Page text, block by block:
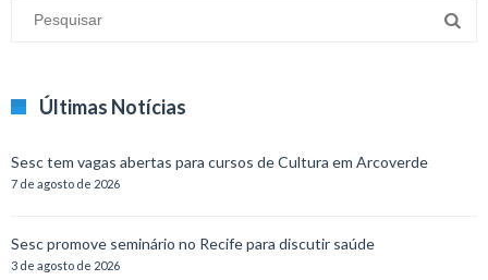
Últimas Notícias
Sesc tem vagas abertas para cursos de Cultura em Arcoverde
7 de agosto de 2026
Sesc promove seminário no Recife para discutir saúde
3 de agosto de 2026